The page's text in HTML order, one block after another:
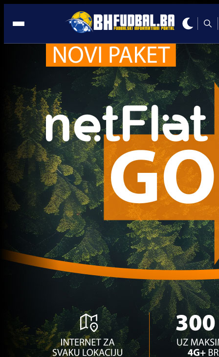
Torino
Bh. igrači
Rade Krunić uključen u razmjenu igrača koju
Milan?
5 godina 6 mjesec